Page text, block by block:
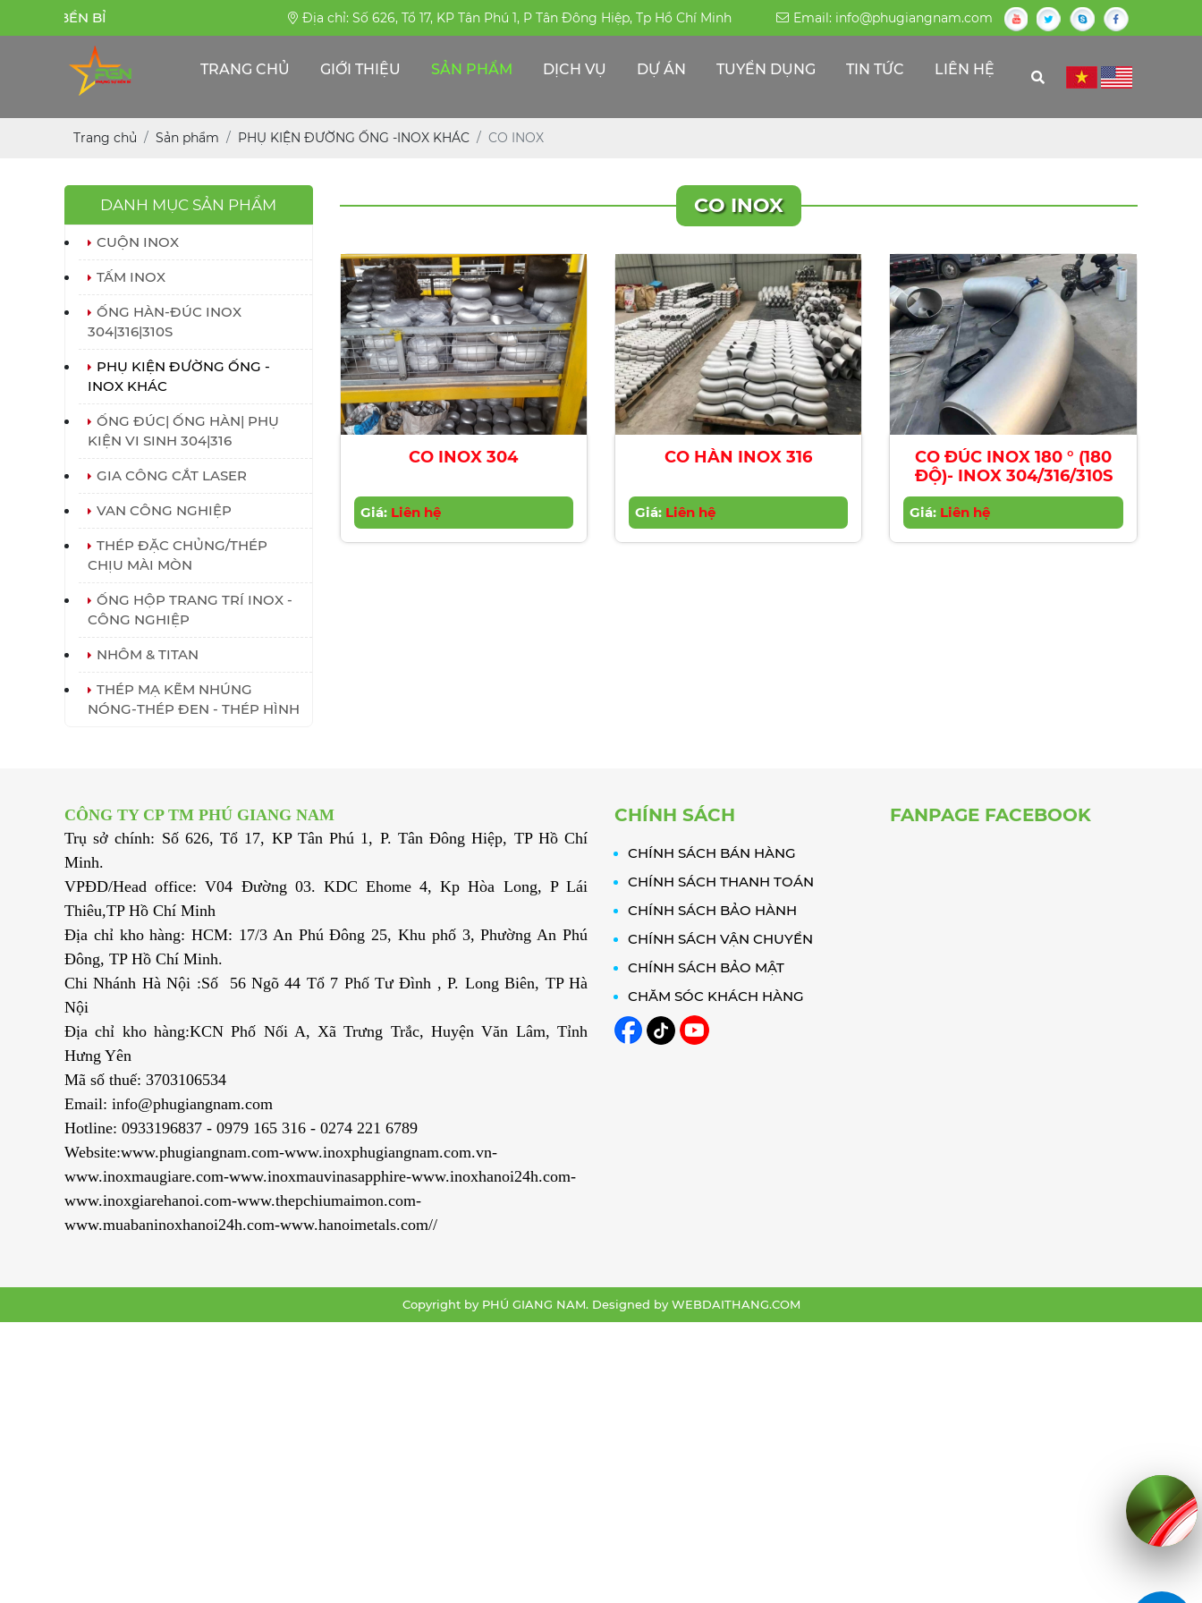
SỰ BỀN BỈ Địa chỉ: Số 626, Tổ 17, KP Tân Phú 1, P Tân Đông Hiệp, Tp Hồ Chí Minh Email: info@phugiangnam.com
TRANG CHỦ GIỚI THIỆU SẢN PHẨM DỊCH VỤ DỰ ÁN TUYỂN DỤNG TIN TỨC LIÊN HỆ
Trang chủ Sản phẩm PHỤ KIỆN ĐƯỜNG ỐNG -INOX KHÁC CO INOX
DANH MỤC SẢN PHẨM
CUỘN INOX
TẤM INOX
ỐNG HÀN-ĐÚC INOX
304|316|310S
PHỤ KIỆN ĐƯỜNG ỐNG -
INOX KHÁC
ỐNG ĐÚC| ỐNG HÀN| PHỤ
KIỆN VI SINH 304|316
GIA CÔNG CẮT LASER
VAN CÔNG NGHIỆP
THÉP ĐẶC CHỦNG/THÉP
CHỊU MÀI MÒN
ỐNG HỘP TRANG TRÍ INOX -
CÔNG NGHIỆP
NHÔM & TITAN
THÉP MẠ KẼM NHÚNG
NÓNG-THÉP ĐEN - THÉP HÌNH
CO INOX
CO INOX 304
Giá: Liên hệ
CO HÀN INOX 316
Giá: Liên hệ
CO ĐÚC INOX 180 ° (180
ĐỘ)- INOX 304/316/310S
Giá: Liên hệ
CÔNG TY CP TM PHÚ GIANG NAM
Trụ sở chính: Số 626, Tổ 17, KP Tân Phú 1, P. Tân Đông Hiệp, TP Hồ Chí
Minh.
VPĐD/Head office: V04 Đường 03. KDC Ehome 4, Kp Hòa Long, P Lái
Thiêu,TP Hồ Chí Minh
Địa chỉ kho hàng: HCM: 17/3 An Phú Đông 25, Khu phố 3, Phường An Phú
Đông, TP Hồ Chí Minh.
Chi Nhánh Hà Nội :Số 56 Ngõ 44 Tổ 7 Phố Tư Đình , P. Long Biên, TP Hà
Nội
Địa chỉ kho hàng:KCN Phố Nối A, Xã Trưng Trắc, Huyện Văn Lâm, Tỉnh
Hưng Yên
Mã số thuế: 3703106534
Email: info@phugiangnam.com
Hotline: 0933196837 - 0979 165 316 - 0274 221 6789
Website:www.phugiangnam.com-www.inoxphugiangnam.com.vn-
www.inoxmaugiare.com-www.inoxmauvinasapphire-www.inoxhanoi24h.com-
www.inoxgiarehanoi.com-www.thepchiumaimon.com-
www.muabaninoxhanoi24h.com-www.hanoimetals.com//
CHÍNH SÁCH
CHÍNH SÁCH BÁN HÀNG
CHÍNH SÁCH THANH TOÁN
CHÍNH SÁCH BẢO HÀNH
CHÍNH SÁCH VẬN CHUYỂN
CHÍNH SÁCH BẢO MẬT
CHĂM SÓC KHÁCH HÀNG
FANPAGE FACEBOOK
Copyright by PHÚ GIANG NAM. Designed by WEBDAITHANG.COM